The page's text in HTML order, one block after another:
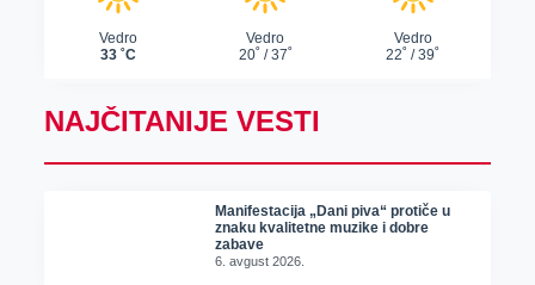
NAJČITANIJE VESTI
Manifestacija „Dani piva“ protiče u
znaku kvalitetne muzike i dobre
zabave
6. avgust 2026.